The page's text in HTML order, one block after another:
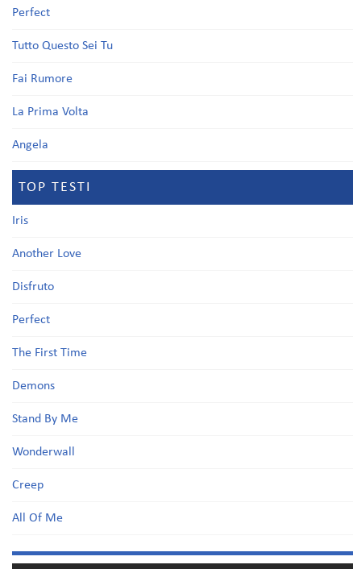
Perfect
Tutto Questo Sei Tu
Fai Rumore
La Prima Volta
Angela
TOP TESTI
Iris
Another Love
Disfruto
Perfect
The First Time
Demons
Stand By Me
Wonderwall
Creep
All Of Me